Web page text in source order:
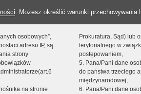
. Możesz określić warunki przechowywania
osobowych”,
adresu IP, są
strony
na stronie
Prokuratura, Sąd) lub
terytorialnego w
postępowaniem,
5. Pana/Pani dane
do państwa trzeciego
międzynarodowej,
6. Pana/Pani dane